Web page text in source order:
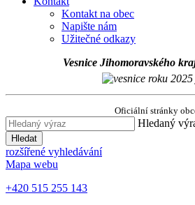
Kontakt na obec
Napište nám
Užitečné odkazy
Vesnice Jihomoravského
Oficiální stránky
Hledaný
Hledat
rozšířené vyhledávání
Mapa webu
+420 515 255 143